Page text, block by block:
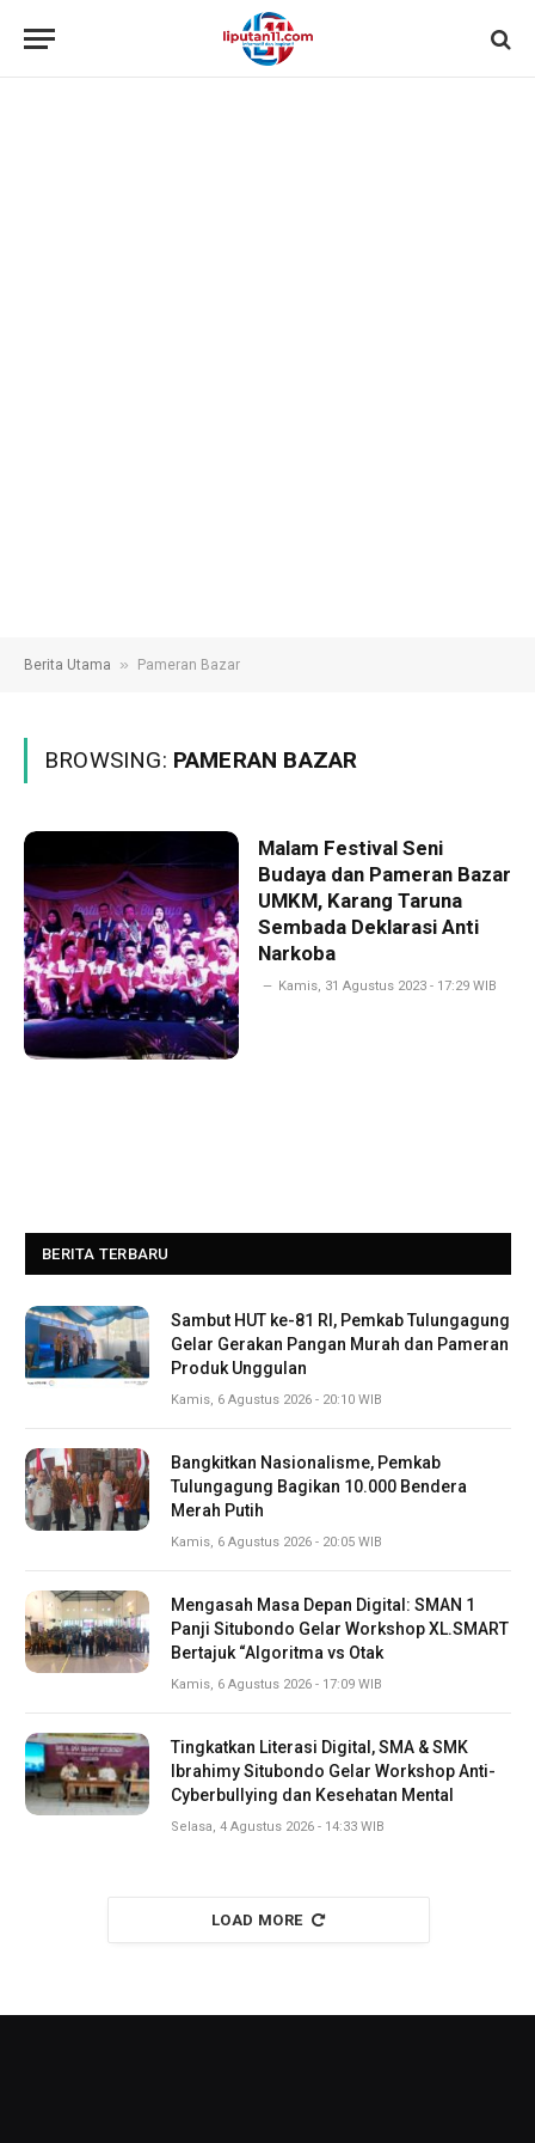
Berita Utama » Pameran Bazar
BROWSING: PAMERAN BAZAR
Malam Festival Seni
Budaya dan Pameran Bazar
UMKM, Karang Taruna
Sembada Deklarasi Anti
Narkoba
Kamis, 31 Agustus 2023 - 17:29 WIB
BERITA TERBARU
Sambut HUT ke-81 RI, Pemkab Tulungagung
Gelar Gerakan Pangan Murah dan Pameran
Produk Unggulan
Kamis, 6 Agustus 2026 - 20:10 WIB
Bangkitkan Nasionalisme, Pemkab
Tulungagung Bagikan 10.000 Bendera
Merah Putih
Kamis, 6 Agustus 2026 - 20:05 WIB
Mengasah Masa Depan Digital: SMAN 1
Panji Situbondo Gelar Workshop XL.SMART
Bertajuk “Algoritma vs Otak
Kamis, 6 Agustus 2026 - 17:09 WIB
Tingkatkan Literasi Digital, SMA & SMK
Ibrahimy Situbondo Gelar Workshop Anti-
Cyberbullying dan Kesehatan Mental
Selasa, 4 Agustus 2026 - 14:33 WIB
LOAD MORE